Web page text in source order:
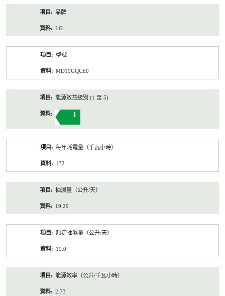
品牌
LG
型號
MD19GQCE0
能源效益級別 (1 至 5)
1
每年耗電量（千瓦小時）
132
抽濕量（公升/天）
19.29
額定抽濕量（公升/天）
19.0
能源效率（公升/千瓦小時）
2.73